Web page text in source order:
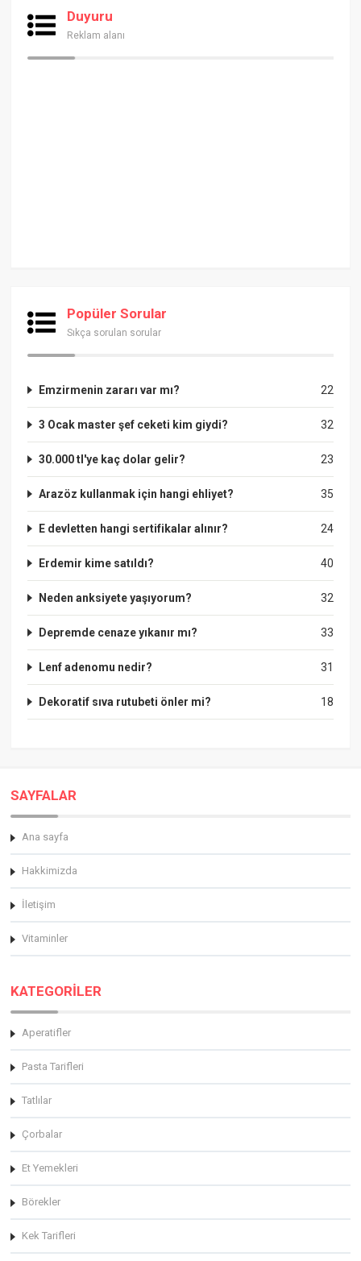
Duyuru
Reklam alanı
Popüler Sorular
Sıkça sorulan sorular
22
Emzirmenin zararı var mı?
32
3 Ocak master şef ceketi kim giydi?
23
30.000 tl'ye kaç dolar gelir?
35
Arazöz kullanmak için hangi ehliyet?
24
E devletten hangi sertifikalar alınır?
40
Erdemir kime satıldı?
32
Neden anksiyete yaşıyorum?
33
Depremde cenaze yıkanır mı?
31
Lenf adenomu nedir?
18
Dekoratif sıva rutubeti önler mi?
SAYFALAR
Ana sayfa
Hakkimizda
İletişim
Vitaminler
KATEGORİLER
Aperatifler
Pasta Tarifleri
Tatlılar
Çorbalar
Et Yemekleri
Börekler
Kek Tarifleri